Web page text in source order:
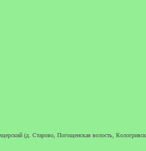
(д. Старово, Погощенская волость,